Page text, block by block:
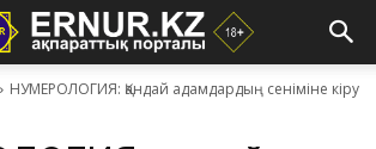
​НУМЕРОЛОГИЯ: Қандай адамдардың сеніміне кіру